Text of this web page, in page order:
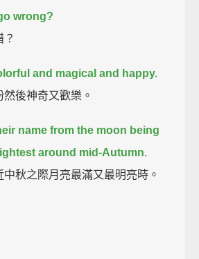
wrong?
and magical and happy.
後神奇又歡樂。
name from the moon being
around mid-Autumn.
秋之際月亮最滿又最明亮時。